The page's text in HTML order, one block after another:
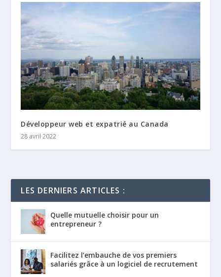
Développeur web et expatrié au Canada
28 avril 2022
LES DERNIERS ARTICLES :
Quelle mutuelle choisir pour un
entrepreneur ?
Facilitez l’embauche de vos premiers
salariés grâce à un logiciel de recrutement